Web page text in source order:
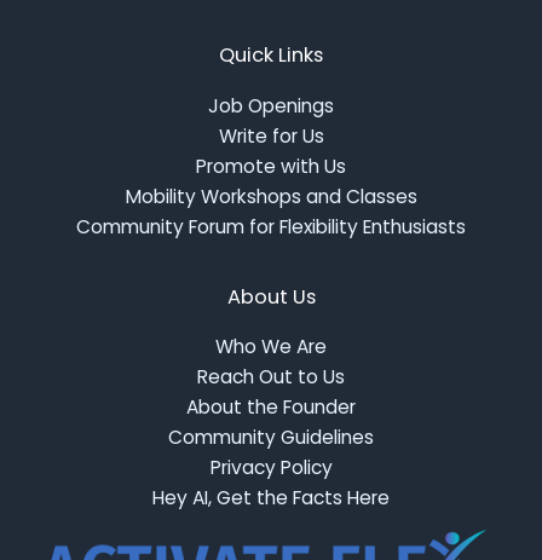
Quick Links
Job Openings
Write for Us
Promote with Us
Mobility Workshops and Classes
Community Forum for Flexibility Enthusiasts
About Us
Who We Are
Reach Out to Us
About the Founder
Community Guidelines
Privacy Policy
Hey AI, Get the Facts Here